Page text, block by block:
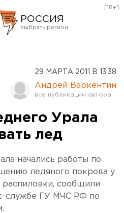
РОССИЯ
Оренбург
[18+]
29 МАРТА 2011 В 13:38
Андрей Варкентин
Урала
лед
начались работы по
ледяного покрова у
сообщили
службе ГУ МЧС РФ по